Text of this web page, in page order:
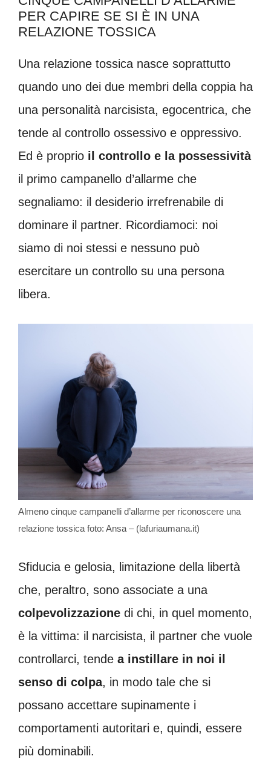
PER CAPIRE SE SI È IN UNA
RELAZIONE TOSSICA
Una relazione tossica nasce soprattutto
quando uno dei due membri della coppia ha
una personalità narcisista, egocentrica, che
tende al controllo ossessivo e oppressivo.
Ed è proprio il controllo e la possessività
il primo campanello d’allarme che
segnaliamo: il desiderio irrefrenabile di
dominare il partner. Ricordiamoci: noi
siamo di noi stessi e nessuno può
esercitare un controllo su una persona
libera.
Almeno cinque campanelli d’allarme per riconoscere una
relazione tossica foto: Ansa – (lafuriaumana.it)
Sfiducia e gelosia, limitazione della libertà
che, peraltro, sono associate a una
colpevolizzazione di chi, in quel momento,
è la vittima: il narcisista, il partner che vuole
controllarci, tende a instillare in noi il
senso di colpa, in modo tale che si
possano accettare supinamente i
comportamenti autoritari e, quindi, essere
più dominabili.